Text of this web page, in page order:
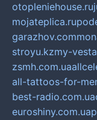
otopleniehouse.ru
mojateplica.ru
garazhov.com
stroyu.kzmy-
zsmh.com.ua
all-tattoos-for-
best-radio.com.ua
euroshiny.com.ua